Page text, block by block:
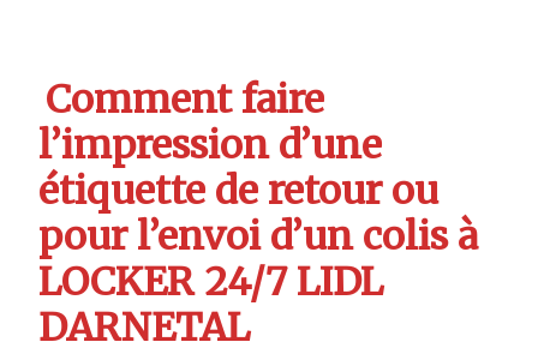
Comment faire
l’impression d’une
étiquette de retour ou
pour l’envoi d’un colis à
LOCKER 24/7 LIDL
DARNETAL